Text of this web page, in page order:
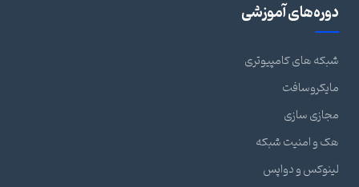
دوره‌های آموزشی
شبکه های کامپیوتری
مایکروسافت
مجازی سازی
هک و امنیت شبکه
لینوکس و دواپس